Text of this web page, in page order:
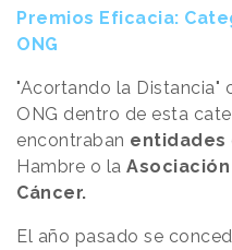
Premios Eficacia:
ONG
"Acortando la Distancia"
ONG dentro de esta
encontraban entidades
Hambre o la
Cáncer.
El año pasado se